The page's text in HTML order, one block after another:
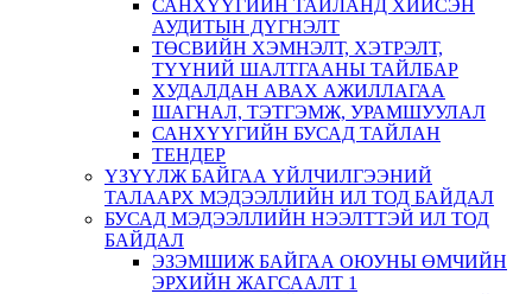
САНХҮҮГИЙН ТАЙЛАНД ХИЙСЭН
АУДИТЫН ДҮГНЭЛТ
ТӨСВИЙН ХЭМНЭЛТ, ХЭТРЭЛТ,
ТҮҮНИЙ ШАЛТГААНЫ ТАЙЛБАР
ХУДАЛДАН АВАХ АЖИЛЛАГАА
ШАГНАЛ, ТЭТГЭМЖ, УРАМШУУЛАЛ
САНХҮҮГИЙН БУСАД ТАЙЛАН
ТЕНДЕР
ҮЗҮҮЛЖ БАЙГАА ҮЙЛЧИЛГЭЭНИЙ
ТАЛААРХ МЭДЭЭЛЛИЙН ИЛ ТОД БАЙДАЛ
БУСАД МЭДЭЭЛЛИЙН НЭЭЛТТЭЙ ИЛ ТОД
БАЙДАЛ
ЭЗЭМШИЖ БАЙГАА ОЮУНЫ ӨМЧИЙН
ЭРХИЙН ЖАГСААЛТ 1